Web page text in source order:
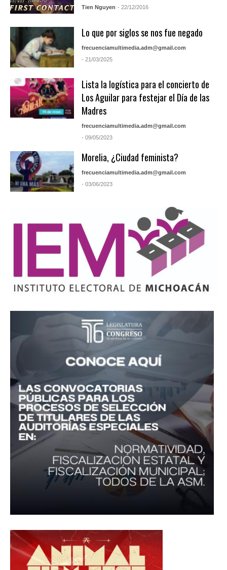
Tien Nguyen - 22/12/2016
Lo que por siglos se nos fue negado
frecuenciamultimedia.adm@gmail.com
- 21/03/2025
Lista la logística para el concierto de
Los Aguilar para festejar el Día de las
Madres
frecuenciamultimedia.adm@gmail.com
- 09/05/2023
Morelia, ¿Ciudad feminista?
frecuenciamultimedia.adm@gmail.com
- 03/06/2023